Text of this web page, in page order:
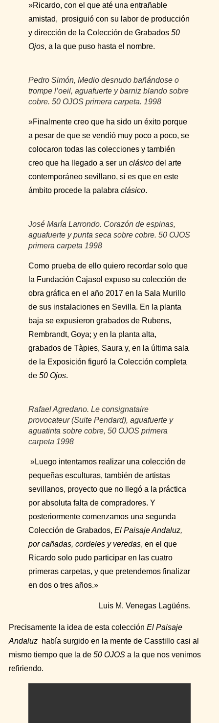
»Ricardo, con el que até una entrañable
amistad, prosiguió con su labor de producción
y dirección de la Colección de Grabados 50
Ojos, a la que puso hasta el nombre.
Pedro Simón, Medio desnudo bañándose o
trompe l’oeil, aguafuerte y barniz blando sobre
cobre. 50 OJOS primera carpeta. 1998
»Finalmente creo que ha sido un éxito porque
a pesar de que se vendió muy poco a poco, se
colocaron todas las colecciones y también
creo que ha llegado a ser un clásicodel arte
contemporáneo sevillano, si es que en este
ámbito procede la palabra clásico.
José María Larrondo. Corazón de espinas,
aguafuerte y punta seca sobre cobre. 50 OJOS
primera carpeta 1998
Como prueba de ello quiero recordar solo que
la Fundación Cajasol expuso su colección de
obra gráfica en el año 2017 en la Sala Murillo
de sus instalaciones en Sevilla. En la planta
baja se expusieron grabados de Rubens,
Rembrandt, Goya; y en la planta alta,
grabados de Tàpies, Saura y, en la última sala
de la Exposición figuró la Colección completa
de 50 Ojos.
Rafael Agredano. Le consignataire
provocateur (Suite Pendard), aguafuerte y
aguatinta sobre cobre, 50 OJOS primera
carpeta 1998
»Luego intentamos realizar una colección de
pequeñas esculturas, también de artistas
sevillanos, proyecto que no llegó a la práctica
por absoluta falta de compradores. Y
posteriormente comenzamos una segunda
Colección de Grabados, El Paisaje Andaluz,
por cañadas, cordeles y veredas, en el que
Ricardo solo pudo participar en las cuatro
primeras carpetas, y que pretendemos finalizar
en dos o tres años.»
Luis M. Venegas Lagüéns.
Precisamente la idea de esta colección El Paisaje
Andaluzhabía surgido en la mente de Casstillo casi al
mismo tiempo que la de 50 OJOSa la que nos venimos
refiriendo.